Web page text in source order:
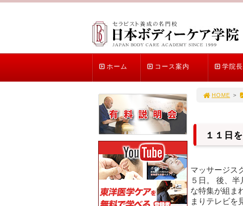
ホーム コース案内 学院
HOME >
１１日
マッサージス
５日。 後、
な特集が組ま
まりテレビを